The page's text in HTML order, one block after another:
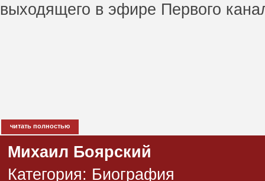
выходящего в эфире Первого
читать полностью
Михаил Боярский
Категория: Биография